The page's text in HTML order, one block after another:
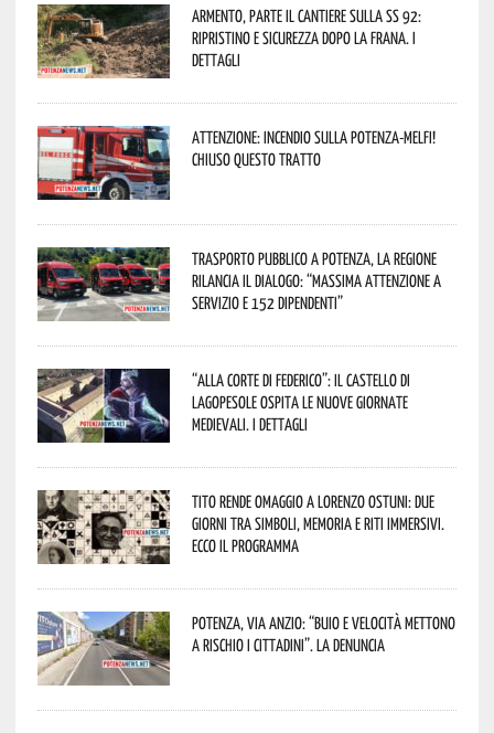
Armento, parte il cantiere sulla SS 92:
ripristino e sicurezza dopo la frana. I
dettagli
Attenzione: incendio sulla Potenza-Melfi!
Chiuso questo tratto
Trasporto pubblico a Potenza, la Regione
rilancia il dialogo: “Massima attenzione a
servizio e 152 dipendenti”
“Alla corte di Federico”: il Castello di
Lagopesole ospita le nuove Giornate
Medievali. I dettagli
Tito rende omaggio a Lorenzo Ostuni: due
giorni tra simboli, memoria e riti immersivi.
Ecco il programma
Potenza, Via Anzio: “Buio e velocità mettono
a rischio i cittadini”. La denuncia